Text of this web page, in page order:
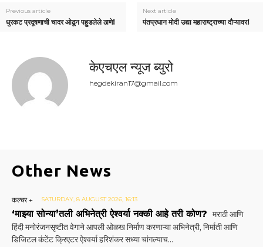
Previous article
धुरकट प्रदूषणाची चादर ओढून पहुडलेले ठाणे!
Next article
पंतप्रधान मोदी उद्या महाराष्ट्राच्या दौऱ्यावर!
केएचएल न्यूज ब्युरो
hegdekiran17@gmail.com
Other News
कल्चर + SATURDAY, 8 AUGUST 2026, 16:13
‘माझ्या सोन्या’तली अभिनेत्री ऐश्वर्या नक्की आहे तरी कोण? मराठी आणि
हिंदी मनोरंजनसृष्टीत वेगाने आपली ओळख निर्माण करणाऱ्या अभिनेत्री, निर्माती आणि
डिजिटल कंटेंट क्रिएटर ऐश्वर्या हरिशंकर सध्या चांगल्याच...